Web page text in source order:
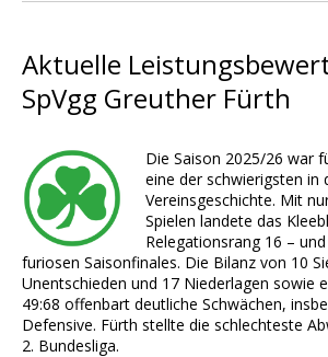
Aktuelle
SpVgg Greuther Fürth
Die Saison 2025/26 war
eine der schwierigsten in
Vereinsgeschichte. Mit
Spielen landete das
Relegationsrang 16 –
furiosen Saisonfinales. Die Bilanz von 10
Unentschieden und 17 Niederlagen sowie
49:68 offenbart deutliche Schwächen,
Defensive. Fürth stellte die schlechteste
2. Bundesliga.